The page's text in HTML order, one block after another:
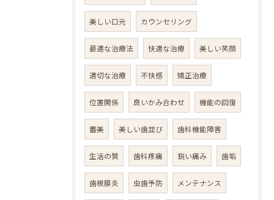
美しい口元 カウンセリング
最適な治療法 快適な治療 美しい笑顔
適切な治療 不快感 矯正治療
位置関係 良いかみ合わせ 機能の回復
審美 美しい歯並び 歯科機能障害
生活の質 歯科疼痛 鋭い痛み 歯垢
歯根膜炎 虫歯予防 メンテナンス